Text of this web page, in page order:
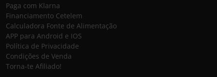
Paga com Klarna
Financiamento Cetelem
Calculadora Fonte de Alimentação
APP para Android e IOS
Política de Privacidade
Condições de Venda
Torna-te Afiliado!